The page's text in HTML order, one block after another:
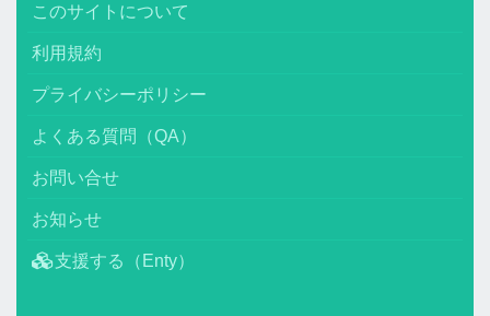
このサイトについて
利用規約
プライバシーポリシー
よくある質問（QA）
お問い合せ
お知らせ
支援する（Enty）